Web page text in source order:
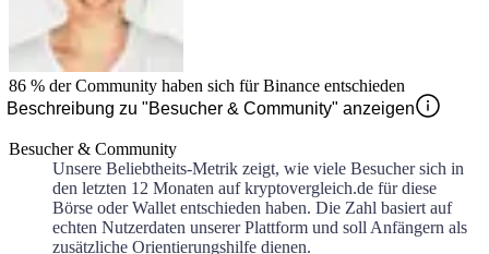
86 % der Community haben sich fürBinance entschieden
Beschreibung zu "Besucher & Community" anzeigen
Besucher & Community
Unsere Beliebtheits-Metrik zeigt, wie viele Besucher sich in
den letzten 12 Monaten auf kryptovergleich.de für diese
Börse oder Wallet entschieden haben. Die Zahl basiert auf
echten Nutzerdaten unserer Plattform und soll Anfängern als
zusätzliche Orientierungshilfe dienen.